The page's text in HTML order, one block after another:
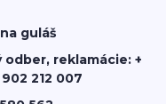
guláš
reklamácie: +
212 007